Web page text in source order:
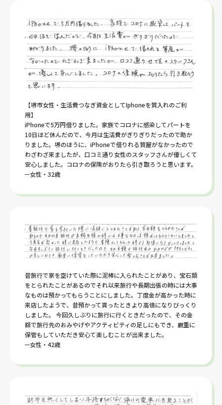
【堺市女性・生活費つなぎ資金としてIphoneを質入れのご利
用】
iPhoneで5万円借りました。家族でコロナに感染してパートを
10日ほど休んだので、今月は生活費がぎりぎりだったので助か
りました。堺のほうに、iPhoneで借りれる質屋がなかったので
わざわざ来ましたが、口コミ通り女性のスタッフさんが優しくて
安心しました。コロナの保険がおりたら引き取ろうと思います。
女性・32歳
昔旅行で家を空けていた際に泥棒に入られたことがあり、宝石類
をとられたことがあるのでそれ以来旅行や長期出張の時には大事
なものは預かってもらうことにしました。丁度金が高かった時に
来店したようで、昔預かって貰ったときより高値になりびっくり
しました。 今回久しぶりに旅行に行くときだったので、その金
額で旅行先のおみやげやアクティビティの足しにもでき、厳重に
保管もしていただき安心て楽しむことが出来ました。
女性・42歳